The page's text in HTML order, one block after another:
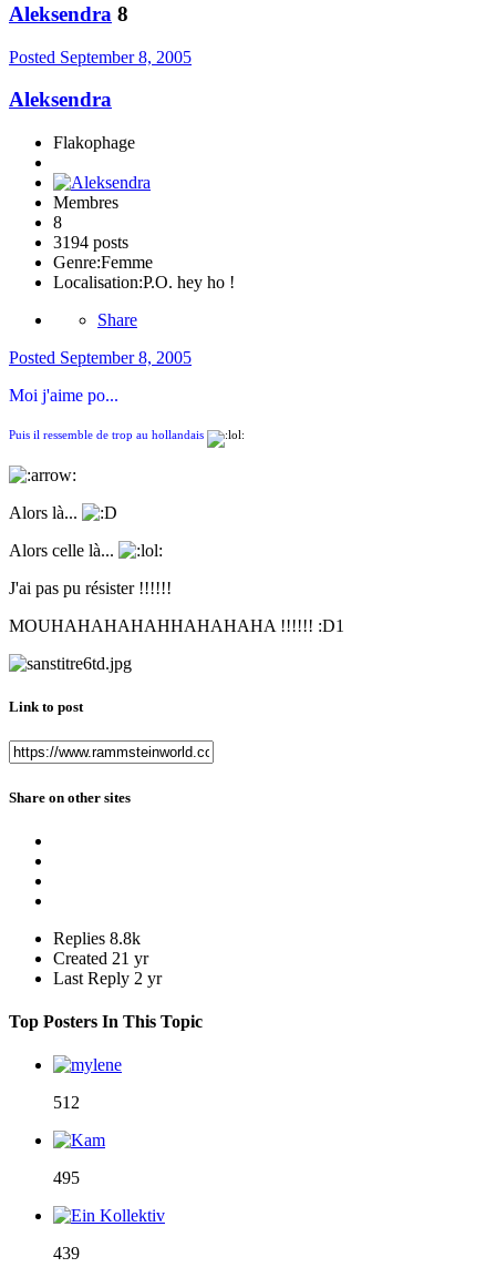
Aleksendra 8
Posted September 8, 2005
Aleksendra
Flakophage
Membres
8
3194 posts
Genre:Femme
Localisation:P.O. hey ho !
Share
Posted September 8, 2005
Moi j'aime po...
Puis il ressemble de trop au hollandais
Alors là...
Alors celle là...
J'ai pas pu résister !!!!!!
MOUHAHAHAHAHHAHAHAHA !!!!!! :D1
Link to post
Share on other sites
Replies 8.8k
Created 21 yr
Last Reply 2 yr
Top Posters In This Topic
512
495
439